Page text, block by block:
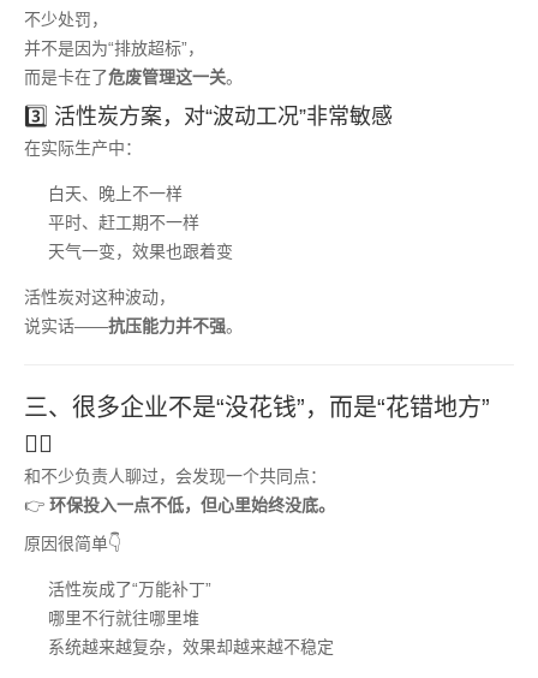
不少处罚，
并不是因为“排放超标”，
而是卡在了危废管理这一关。
3️⃣ 活性炭方案，对“波动工况”非常敏感
在实际生产中：
白天、晚上不一样
平时、赶工期不一样
天气一变，效果也跟着变
活性炭对这种波动，
说实话——抗压能力并不强。
三、很多企业不是“没花钱”，而是“花错地方”
😮‍💨
和不少负责人聊过，会发现一个共同点：
👉 环保投入一点不低，但心里始终没底。
原因很简单👇
活性炭成了“万能补丁”
哪里不行就往哪里堆
系统越来越复杂，效果却越来越不稳定